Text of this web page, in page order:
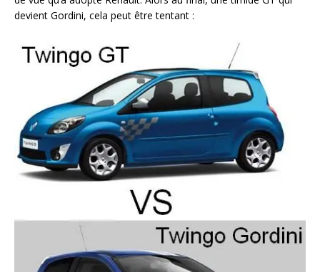
devient Gordini, cela peut être tentant :